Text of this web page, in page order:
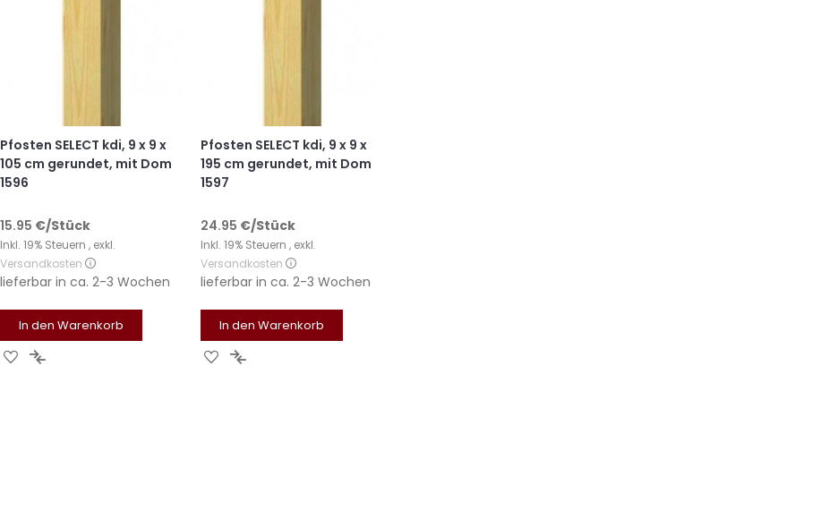
Pfosten SELECT kdi, 9 x 9 x
105 cm gerundet, mit Dom
1596
15.95 €/Stück
Inkl. 19% Steuern , exkl.
Versandkosten
lieferbar in ca. 2-3 Wochen
In den Warenkorb
Zur Zur
Pfosten SELECT kdi, 9 x 9 x
195 cm gerundet, mit Dom
1597
24.95 €/Stück
Inkl. 19% Steuern , exkl.
Versandkosten
lieferbar in ca. 2-3 Wochen
In den Warenkorb
Zur Zur